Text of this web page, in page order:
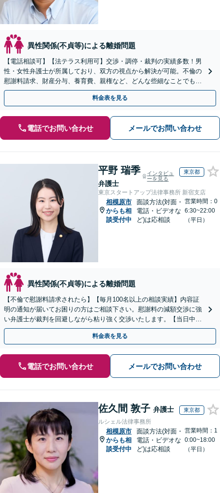
異性関係(不貞等)による離婚問題
【電話相談可】【法テラス利用可】交渉・調停・裁判の実績多数！男
性・女性弁護士が所属しており、双方の視点から解決が可能。不倫の
慰謝料請求、財産分与、養育費、親権など、どんな些細なことでもお
気軽にご相談ください【休日・夜間面談可】【橋本駅6分】
料金表を見る
電話でお問い合わせ メールでお問い合わせ
平野 瑞季
弁護士
インタビュ
ーを見る
東京都
東京スタートアップ法律事務所 新宿支店
相模原市
からも相
談受付中
面談方法(対面・
電話・ビデオな
ど)は応相談
営業時間：0
6:30~22:00
（平日）
異性関係(不貞等)による離婚問題
【不倫で慰謝料請求されたら】【毎月100名以上の相談実績】内容証
明の通知が届いてお困りの方はご相談下さい。慰謝料の減額交渉に強
い弁護士が裁判を回避しながら粘り強く交渉いたします。【当日中の
相談可(予約制)】【関東エリア全域対応】
料金表を見る
電話でお問い合わせ メールでお問い合わせ
佐久間 敦子 弁護士 東京都
ルシェル法律事務所
相模原市
からも相
談受付中
面談方法(対面・
電話・ビデオな
ど)は応相談
営業時間：1
0:00~18:00
（平日）